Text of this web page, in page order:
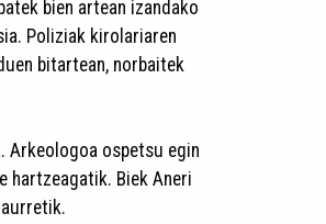
bien artean izandako
Poliziak kirolariaren
bitartean, norbaitek
Arkeologoa ospetsu egin
hartzeagatik. Biek Aneri